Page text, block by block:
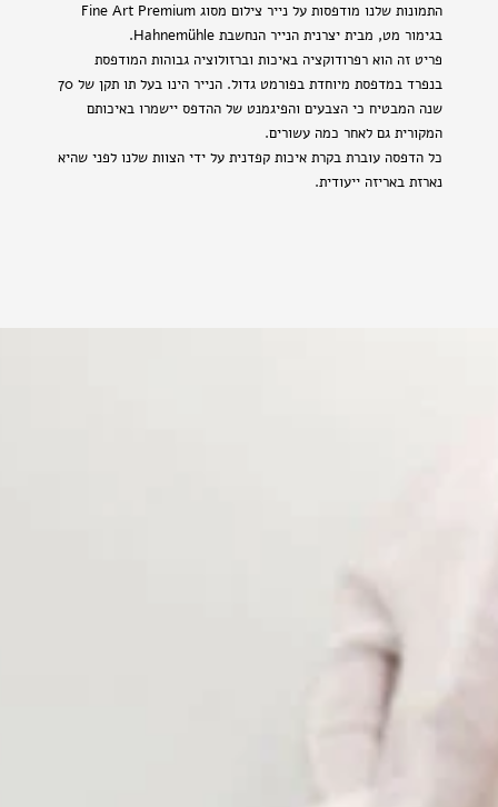
התמונות שלנו מודפסות על נייר צילום מסוג Fine Art Premium
בגימור מט, מבית יצרנית הנייר הנחשבת Hahnemühle.
פריט זה הוא רפרודוקציה באיכות וברזולוציה גבוהות המודפסת
בנפרד במדפסת מיוחדת בפורמט גדול. הנייר הינו בעל תו תקן של 70
שנה המבטיח כי הצבעים והפיגמנט של ההדפס יישמרו באיכותם
המקורית גם לאחר כמה עשורים.
כל הדפסה עוברת בקרת איכות קפדנית על ידי הצוות שלנו לפני שהיא
נארזת באריזה ייעודית.